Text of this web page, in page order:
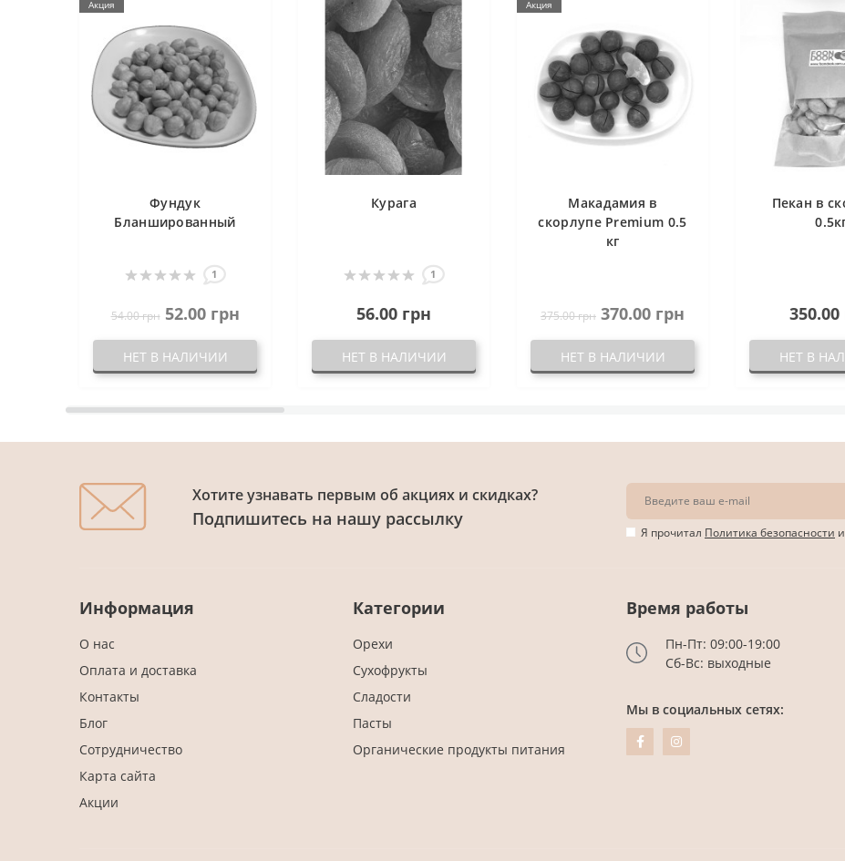
Акция
Фундук
Бланшированный
1
54.00 грн 52.00 грн
НЕТ В НАЛИЧИИ
Курага
1
56.00 грн
НЕТ В НАЛИЧИИ
Акция
Макадамия в
скорлупе Premium 0.5
кг
375.00 грн 370.00 грн
НЕТ В НАЛИЧИИ
Пекан в
350.00
НЕТ В
Хотите узнавать первым об акциях и скидках?
Подпишитесь на нашу рассылку
Я прочитал Политика безопасности
Информация
О нас
Оплата и доставка
Контакты
Блог
Сотрудничество
Карта сайта
Акции
Категории
Орехи
Сухофрукты
Сладости
Пасты
Органические продукты питания
Время работы
Пн-Пт: 09:00-19:00
Сб-Вс: выходные
Мы в социальных сетях: